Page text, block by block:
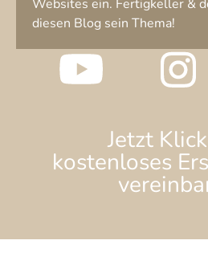
Websites ein. Fertigkeller &
diesen Blog sein Thema!
Jetzt
kostenloses